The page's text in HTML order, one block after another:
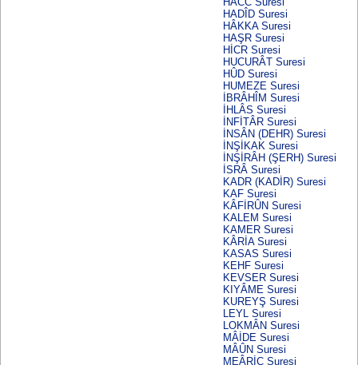
HADÎD Suresi
HÂKKA Suresi
HAŞR Suresi
HİCR Suresi
HUCURÂT Suresi
HÛD Suresi
HUMEZE Suresi
İBRÂHÎM Suresi
İHLÂS Suresi
İNFİTÂR Suresi
İNSÂN (DEHR) Suresi
İNŞİKAK Suresi
İNŞİRÂH (ŞERH) Suresi
İSRÂ Suresi
KADR (KADİR) Suresi
KAF Suresi
KÂFİRÛN Suresi
KALEM Suresi
KAMER Suresi
KÂRİA Suresi
KASAS Suresi
KEHF Suresi
KEVSER Suresi
KIYÂME Suresi
KUREYŞ Suresi
LEYL Suresi
LOKMÂN Suresi
MÂİDE Suresi
MÂÛN Suresi
MEÂRİC Suresi